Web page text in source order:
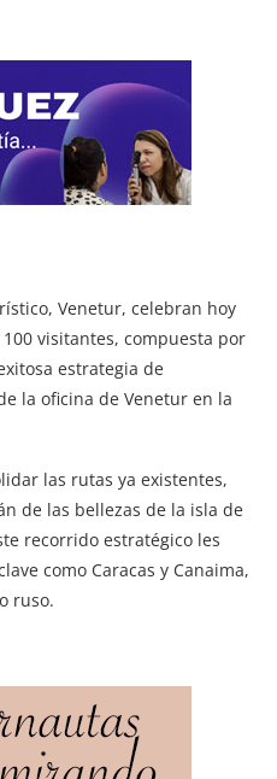
Venetur, celebran hoy
visitantes, compuesta por
estrategia de
la oficina de Venetur en la
las rutas ya existentes,
de las bellezas de la isla de
recorrido estratégico les
como Caracas y Canaima,
ruso.